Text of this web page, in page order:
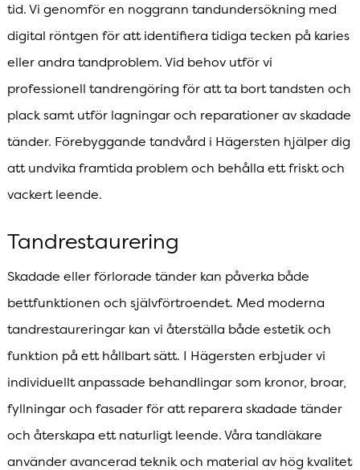
tid. Vi genomför en noggrann tandundersökning med
digital röntgen för att identifiera tidiga tecken på karies
eller andra tandproblem. Vid behov utför vi
professionell tandrengöring för att ta bort tandsten och
plack samt utför lagningar och reparationer av skadade
tänder. Förebyggande tandvård i Hägersten hjälper dig
att undvika framtida problem och behålla ett friskt och
vackert leende.
Tandrestaurering
Skadade eller förlorade tänder kan påverka både
bettfunktionen och självförtroendet. Med moderna
tandrestaureringar kan vi återställa både estetik och
funktion på ett hållbart sätt. I Hägersten erbjuder vi
individuellt anpassade behandlingar som kronor, broar,
fyllningar och fasader för att reparera skadade tänder
och återskapa ett naturligt leende. Våra tandläkare
använder avancerad teknik och material av hög kvalitet